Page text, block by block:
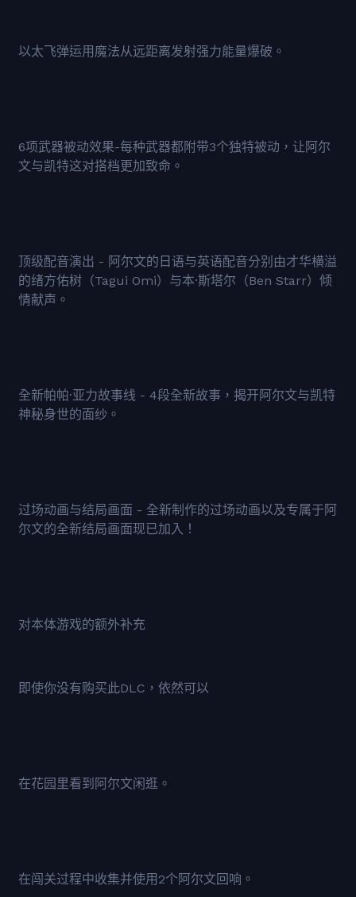
以太飞弹运用魔法从远距离发射强力能量爆破。
6项武器被动效果-每种武器都附带3个独特被动，让阿尔
文与凯特这对搭档更加致命。
顶级配音演出 - 阿尔文的日语与英语配音分别由才华横溢
的绪方佑树（Tagui Omi）与本·斯塔尔（Ben Starr）倾
情献声。
全新帕帕·亚力故事线 - 4段全新故事，揭开阿尔文与凯特
神秘身世的面纱。
过场动画与结局画面 - 全新制作的过场动画以及专属于阿
尔文的全新结局画面现已加入！
对本体游戏的额外补充
即使你没有购买此DLC，依然可以
在花园里看到阿尔文闲逛。
在闯关过程中收集并使用2个阿尔文回响。